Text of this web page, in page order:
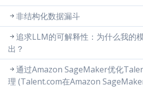
非结构化数据漏斗
追求LLM的可解释性：为什么我的
出？
通过Amazon SageMaker优化
理 (Talent.com在Amazon